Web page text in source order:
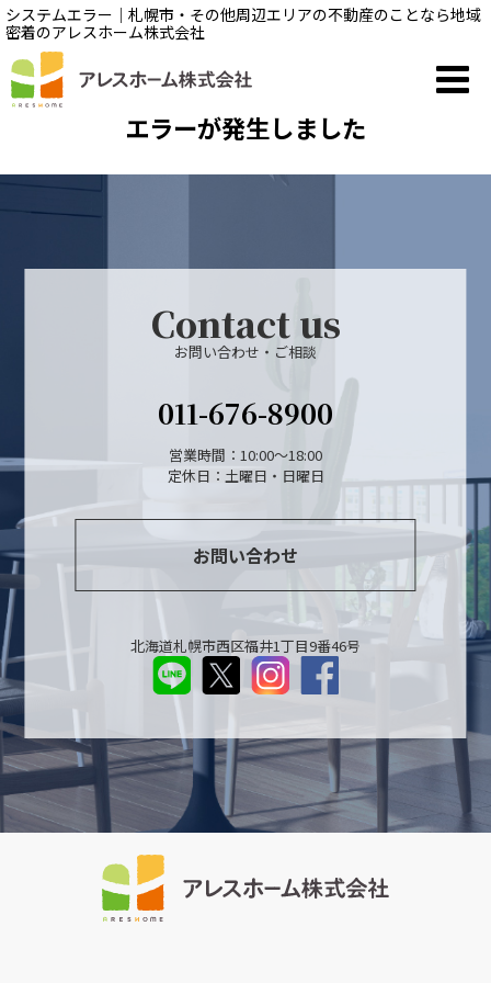
システムエラー｜札幌市・その他周辺エリアの不動産のことなら地域
密着のアレスホーム株式会社
エラーが発生しました
Contact us
お問い合わせ・ご相談
011-676-8900
営業時間：10:00～18:00
定休日：土曜日・日曜日
お問い合わせ
北海道札幌市西区福井1丁目9番46号